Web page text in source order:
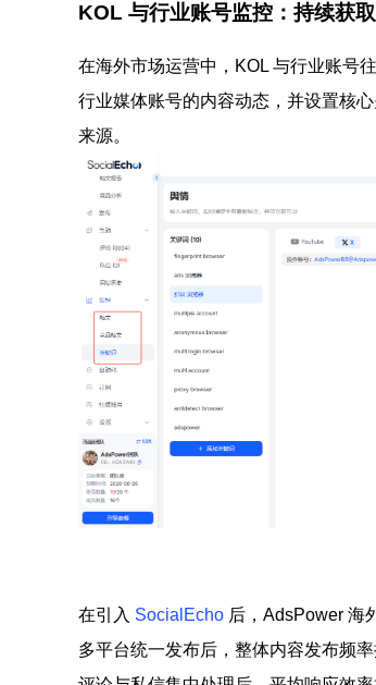
KOL 与行业账号监控：持续获
在海外市场运营中，KOL 与行业账号
行业媒体账号的内容动态，并设置核
来源。
在引入 SocialEcho 后，AdsPower 海
多平台统一发布后，整体内容发布频